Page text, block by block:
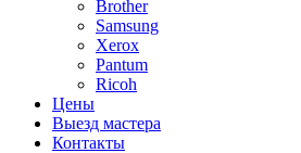
Brother
Samsung
Xerox
Pantum
Ricoh
Цены
Выезд мастера
Контакты